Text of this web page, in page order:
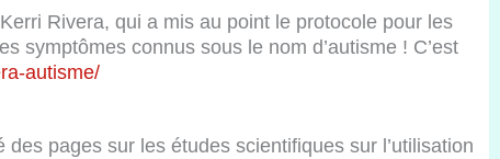
Rivera, qui a mis au point le protocole pour les
symptômes connus sous le nom d’autisme ! C’est
autisme/
pages sur les études scientifiques sur l’utilisation